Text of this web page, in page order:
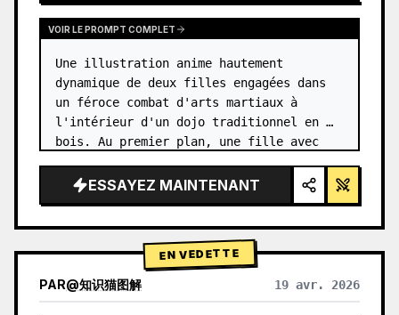
VOIR LE PROMPT COMPLET
Une illustration anime hautement
dynamique de deux filles engagées dans
un féroce combat d'arts martiaux à
l'intérieur d'un dojo traditionnel en
bois. Au premier plan, une fille avec
default="des cheveux noirs en chignon
haut…
ESSAYEZ MAINTENANT
EN VEDETTE
PAR@知识猫图解 19 avr. 2026